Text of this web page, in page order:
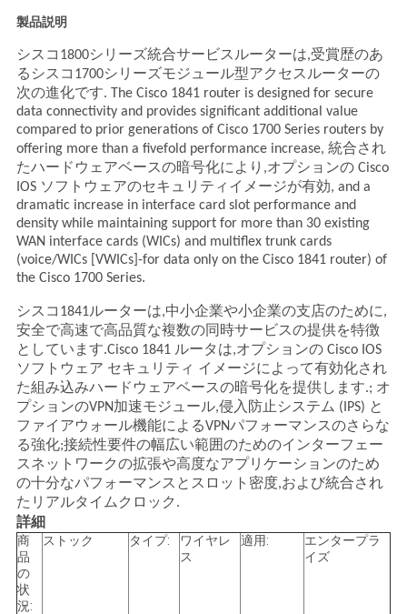
ュ
ー
ス
事
件
SITEMAP
プ
ラ
イ
バ
シ
ー
ポ
リ
製品説明
シスコ1800シリーズ統合サービスルーターは,受賞歴のあ
るシスコ1700シリーズモジュール型アクセスルーターの
次の進化です. The Cisco 1841 router is designed for secure
data connectivity and provides significant additional value
compared to prior generations of Cisco 1700 Series routers by
offering more than a fivefold performance increase, 統合され
たハードウェアベースの暗号化により,オプションの Cisco
IOS ソフトウェアのセキュリティイメージが有効, and a
dramatic increase in interface card slot performance and
density while maintaining support for more than 30 existing
WAN interface cards (WICs) and multiflex trunk cards
(voice/WICs [VWICs]-for data only on the Cisco 1841 router) of
the Cisco 1700 Series.
シスコ1841ルーターは,中小企業や小企業の支店のために,
安全で高速で高品質な複数の同時サービスの提供を特徴
としています.Cisco 1841 ルータは,オプションの Cisco IOS
ソフトウェア セキュリティ イメージによって有効化され
た組み込みハードウェアベースの暗号化を提供します.; オ
プションのVPN加速モジュール,侵入防止システム (IPS) と
ファイアウォール機能によるVPNパフォーマンスのさらな
る強化;接続性要件の幅広い範囲のためのインターフェー
スネットワークの拡張や高度なアプリケーションのため
の十分なパフォーマンスとスロット密度,および統合され
たリアルタイムクロック.
詳細
商
品
の
状
況:
ストック タイプ:
ワイヤレ
ス
適用:
エンタープラ
イズ